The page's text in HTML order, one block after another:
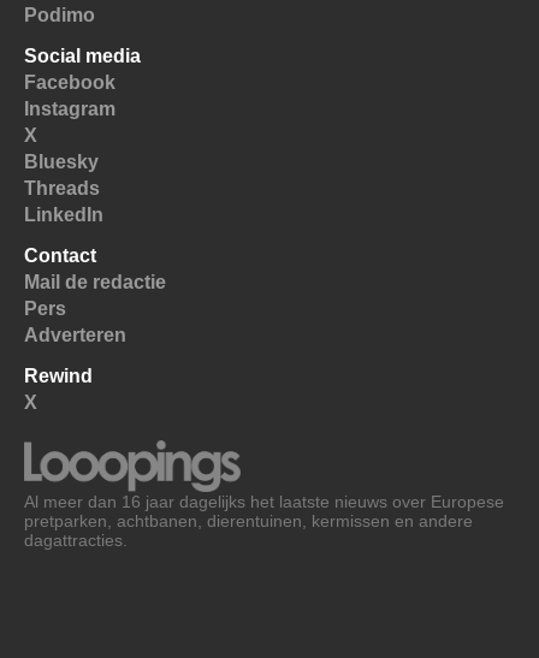
Podimo
Social media
Facebook
Instagram
X
Bluesky
Threads
LinkedIn
Contact
Mail de redactie
Pers
Adverteren
Rewind
X
Al meer dan 16 jaar dagelijks het laatste nieuws over Europese
pretparken, achtbanen, dierentuinen, kermissen en andere
dagattracties.